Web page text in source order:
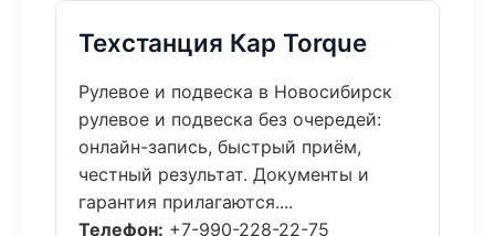
Техстанция Кар Torque
Рулевое и подвеска в Новосибирск
рулевое и подвеска без очередей:
онлайн-запись, быстрый приём,
честный результат. Документы и
гарантия прилагаются....
Телефон: +7-990-228-22-75